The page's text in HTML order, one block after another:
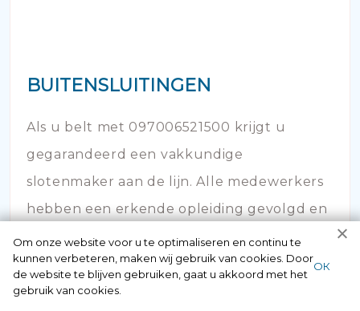
BUITENSLUITINGEN
Als u belt met 097006521500 krijgt u
gegarandeerd een vakkundige
slotenmaker aan de lijn. Alle medewerkers
hebben een erkende opleiding gevolgd en
hebben veel kennis op dit vakgebied.
Om onze website voor u te optimaliseren en continu te
kunnen verbeteren, maken wij gebruik van cookies. Door
de website te blijven gebruiken, gaat u akkoord met het
gebruik van cookies.
ОК